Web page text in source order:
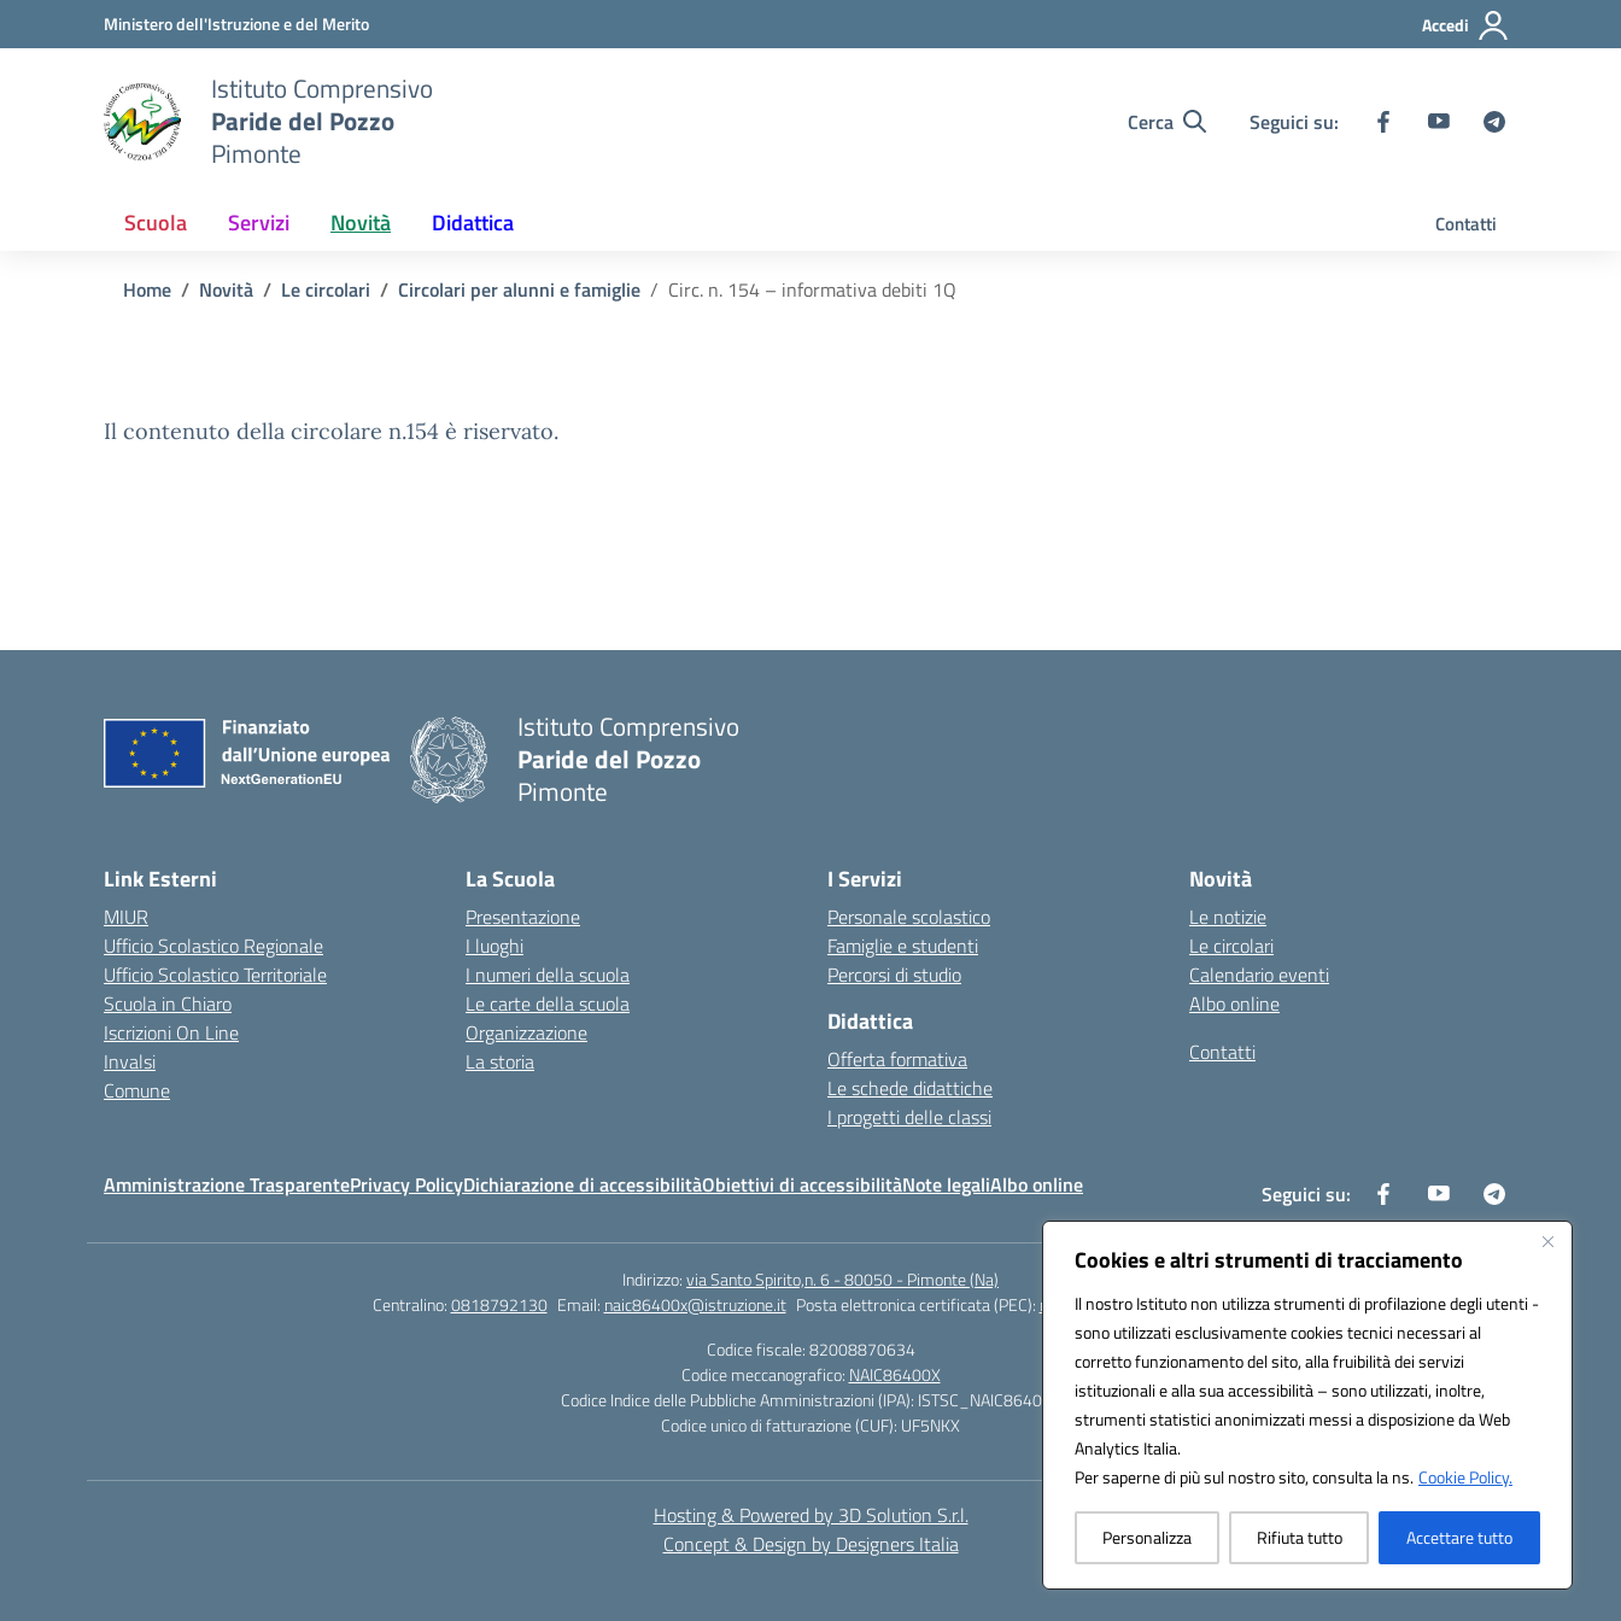
Cookies e altri strumenti di tracciamento
Il nostro Istituto non utilizza strumenti di profilazione degli utenti -
sono utilizzati esclusivamente cookies tecnici necessari al
corretto funzionamento del sito, alla fruibilità dei servizi
istituzionali e alla sua accessibilità – sono utilizzati, inoltre,
strumenti statistici anonimizzati messi a disposizione da Web
Analytics Italia.
Per saperne di più sul nostro sito, consulta la ns.Cookie Policy.
Personalizza Rifiuta tutto Accettare tutto
Vai ai contenuti
Vai al menu di navigazioneMinistero dell'Istruzione e del Merito Accedi
Istituto Comprensivo
Paride del Pozzo
Pimonte
Cerca Seguici su:
Scuola Servizi Novità Didattica Contatti
Home Novità Le circolari Circolari per alunni e famiglie Circ. n. 154 – informativa debiti 1Q
Il contenuto della circolare n.154 è riservato.
Istituto Comprensivo
Paride del Pozzo
Pimonte
Link Esterni
MIUR
Ufficio Scolastico Regionale
Ufficio Scolastico Territoriale
Scuola in Chiaro
Iscrizioni On Line
Invalsi
Comune
La Scuola
Presentazione
I luoghi
I numeri della scuola
Le carte della scuola
Organizzazione
La storia
I Servizi
Personale scolastico
Famiglie e studenti
Percorsi di studio
Didattica
Offerta formativa
Le schede didattiche
I progetti delle classi
Novità
Le notizie
Le circolari
Calendario eventi
Albo online
Contatti
Amministrazione TrasparentePrivacy PolicyDichiarazione di accessibilitàObiettivi di accessibilitàNote legaliAlbo online Seguici su:
Indirizzo:via Santo Spirito,n. 6 - 80050 - Pimonte (Na)
Centralino:0818792130 Email: naic86400x@istruzione.it Posta elettronica certificata (PEC): naic86400x@pec.istruzione.it
Codice fiscale: 82008870634
Codice meccanografico: NAIC86400X
Codice Indice delle Pubbliche Amministrazioni (IPA): ISTSC_NAIC86400X
Codice unico di fatturazione (CUF): UF5NKX
Hosting & Powered by 3D Solution S.r.l.
Concept & Design by Designers Italia